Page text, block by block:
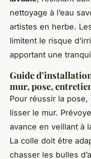
nettoyage à l’eau
artistes en herbe.
limitent le risque
apportant une
Guide
mur, pose,
Pour réussir la
lisser le mur.
avance en veillant à
La colle doit être
chasser les bulles